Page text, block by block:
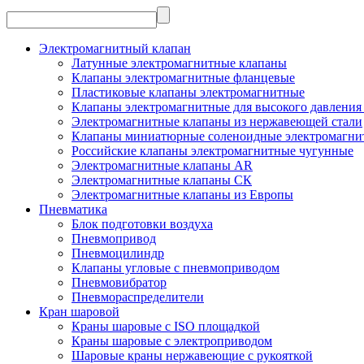
Электромагнитный клапан
Латунные электромагнитные клапаны
Клапаны электромагнитные фланцевые
Пластиковые клапаны электромагнитные
Клапаны электромагнитные для высокого давления
Электромагнитные клапаны из нержавеющей стали
Клапаны миниатюрные соленоидные
Российские клапаны электромагнитные чугунные
Электромагнитные клапаны AR
Электромагнитные клапаны СК
Электромагнитные клапаны из Европы
Пневматика
Блок подготовки воздуха
Пневмопривод
Пневмоцилиндр
Клапаны угловые с пневмоприводом
Пневмовибратор
Пневмораспределители
Кран шаровой
Краны шаровые с ISO площадкой
Краны шаровые с электроприводом
Шаровые краны нержавеющие с рукояткой